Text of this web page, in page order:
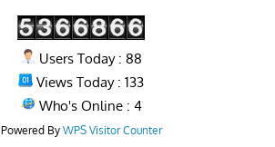
Users Today : 88
Views Today : 133
Who's Online : 4
Powered By WPS Visitor Counter